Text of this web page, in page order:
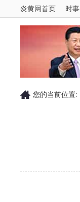
炎黄网首页 时事
您的当前位置: